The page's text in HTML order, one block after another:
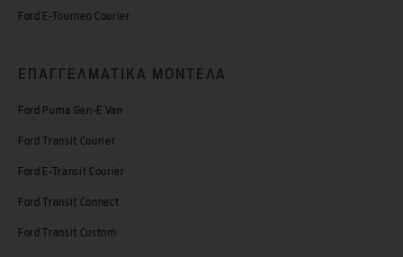
Ford E-Tourneo Courier
ΕΠΑΓΓΕΛΜΑΤΙΚΑ ΜΟΝΤΕΛΑ
Ford Puma Gen-E Van
Ford Transit Courier
Ford E-Transit Courier
Ford Transit Connect
Ford Transit Custom